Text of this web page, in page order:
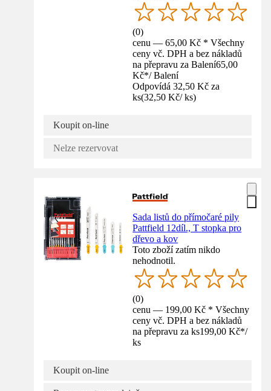
(0)
cenu — 65,00 Kč * Všechny
ceny vč. DPH a bez nákladů
na přepravu za Balení65,00
Kč*/ Balení
Odpovídá 32,50 Kč za
ks(32,50 Kč/ ks)
Koupit on-line
Nelze rezervovat
Sada listů do přímočaré pily
Pattfield 12díl., T stopka pro
dřevo a kov
Toto zboží zatím nikdo
nehodnotil.
(0)
cenu — 199,00 Kč * Všechny
ceny vč. DPH a bez nákladů
na přepravu za ks199,00 Kč*/
ks
Koupit on-line